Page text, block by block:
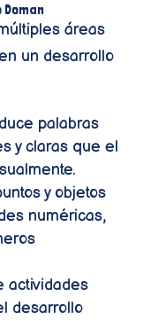
áreas
un desarrollo
palabras
y claras que el
y objetos
numéricas,
actividades
desarrollo